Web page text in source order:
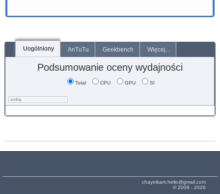
Uogólniony AnTuTu Geekbench Więcej...
Podsumowanie oceny wydajności
Total CPU GPU SI
chaynikam.hello@gmail.com
© 2009 - 2026